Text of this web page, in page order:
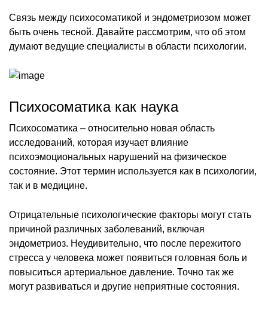
Связь между психосоматикой и эндометриозом может
быть очень тесной. Давайте рассмотрим, что об этом
думают ведущие специалисты в области психологии.
Психосоматика как наука
Психосоматика – относительно новая область
исследований, которая изучает влияние
психоэмоциональных нарушений на физическое
состояние. Этот термин используется как в психологии,
так и в медицине.
Отрицательные психологические факторы могут стать
причиной различных заболеваний, включая
эндометриоз. Неудивительно, что после пережитого
стресса у человека может появиться головная боль и
повыситься артериальное давление. Точно так же
могут развиваться и другие неприятные состояния.